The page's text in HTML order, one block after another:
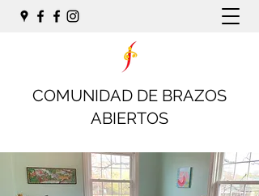
COMUNIDAD DE BRAZOS
ABIERTOS